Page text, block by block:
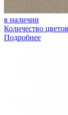
в наличии
Количество
Подробнее